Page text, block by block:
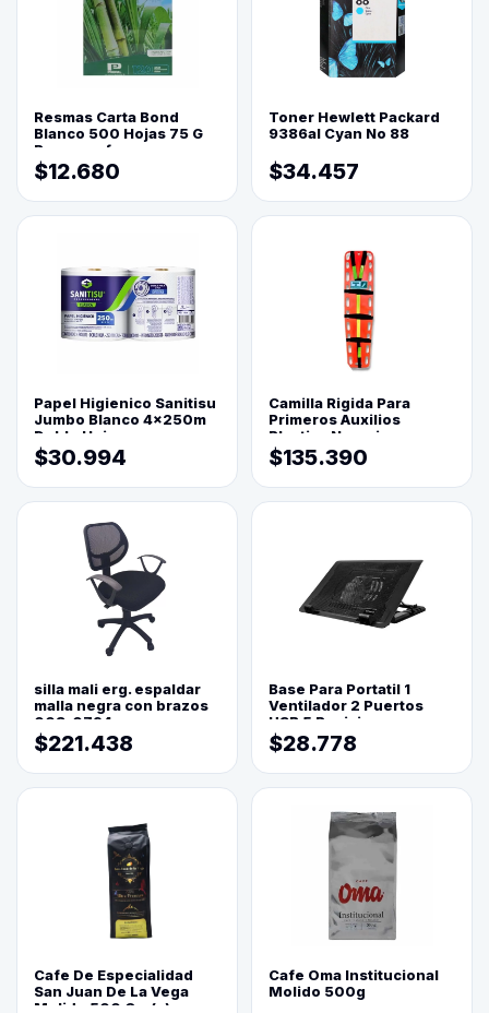
Resmas Carta Bond
Blanco 500 Hojas 75 G
Reprograf.
$12.680
Toner Hewlett Packard
9386al Cyan No 88
$34.457
Papel Higienico Sanitisu
Jumbo Blanco 4x250m
Doble Hoja
$30.994
Camilla Rigida Para
Primeros Auxilios
Plastica Naranja
$135.390
silla mali erg. espaldar
malla negra con brazos
003-0794
$221.438
Base Para Portatil 1
Ventilador 2 Puertos
USB 5 Posiciones
$28.778
Cafe De Especialidad
San Juan De La Vega
Molido 500 Grs(=)
Cafe Oma Institucional
Molido 500g